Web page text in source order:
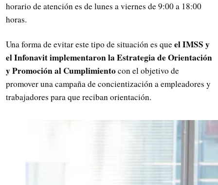
horario de atención es de lunes a viernes de 9:00 a 18:00
horas.
Una forma de evitar este tipo de situación es queel IMSS y
el Infonavit implementaron la Estrategia de Orientación
y Promoción al Cumplimientocon el objetivo de
promover una campaña de concientización a empleadores y
trabajadores para que reciban orientación.